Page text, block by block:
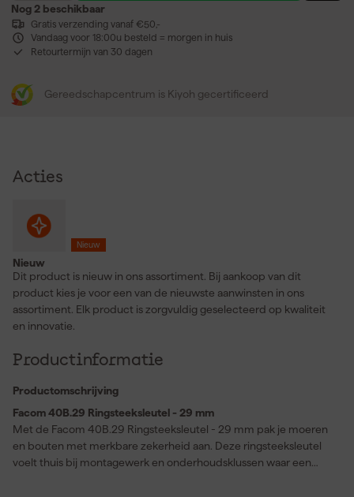
Nog 2 beschikbaar
Gratis verzending vanaf €50,-
Vandaag voor 18:00u besteld = morgen in huis
Retourtermijn van 30 dagen
Gereedschapcentrum is Kiyoh gecertificeerd
Acties
Nieuw
Nieuw
Dit product is nieuw in ons assortiment. Bij aankoop van dit
product kies je voor een van de nieuwste aanwinsten in ons
assortiment. Elk product is zorgvuldig geselecteerd op kwaliteit
en innovatie.
Productinformatie
Productomschrijving
Facom 40B.29 Ringsteeksleutel - 29 mm
Met de Facom 40B.29 Ringsteeksleutel - 29 mm pak je moeren
en bouten met merkbare zekerheid aan. Deze ringsteeksleutel
voelt thuis bij montagewerk en onderhoudsklussen waar een